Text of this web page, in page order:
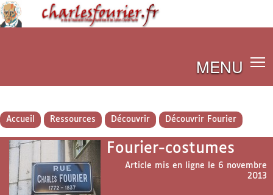
MENU
Accueil Ressources Découvrir Découvrir Fourier
Fourier-costumes
Article mis en ligne le 6 novembre
2013